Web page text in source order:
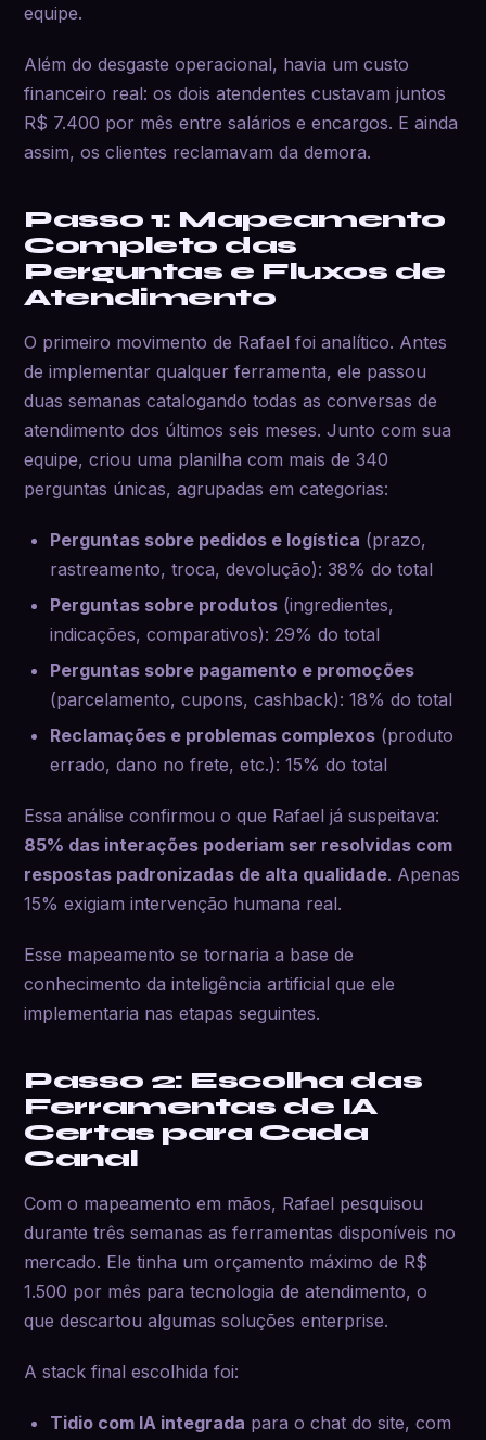
equipe.
Além do desgaste operacional, havia um custo
financeiro real: os dois atendentes custavam juntos
R$ 7.400 por mês entre salários e encargos. E ainda
assim, os clientes reclamavam da demora.
Passo 1: Mapeamento
Completo das
Perguntas e Fluxos de
Atendimento
O primeiro movimento de Rafael foi analítico. Antes
de implementar qualquer ferramenta, ele passou
duas semanas catalogando todas as conversas de
atendimento dos últimos seis meses. Junto com sua
equipe, criou uma planilha com mais de 340
perguntas únicas, agrupadas em categorias:
Perguntas sobre pedidos e logística (prazo,
rastreamento, troca, devolução): 38% do total
Perguntas sobre produtos (ingredientes,
indicações, comparativos): 29% do total
Perguntas sobre pagamento e promoções
(parcelamento, cupons, cashback): 18% do total
Reclamações e problemas complexos (produto
errado, dano no frete, etc.): 15% do total
Essa análise confirmou o que Rafael já suspeitava:
85% das interações poderiam ser resolvidas com
respostas padronizadas de alta qualidade. Apenas
15% exigiam intervenção humana real.
Esse mapeamento se tornaria a base de
conhecimento da inteligência artificial que ele
implementaria nas etapas seguintes.
Passo 2: Escolha das
Ferramentas de IA
Certas para Cada
Canal
Com o mapeamento em mãos, Rafael pesquisou
durante três semanas as ferramentas disponíveis no
mercado. Ele tinha um orçamento máximo de R$
1.500 por mês para tecnologia de atendimento, o
que descartou algumas soluções enterprise.
A stack final escolhida foi:
Tidio com IA integrada para o chat do site, com